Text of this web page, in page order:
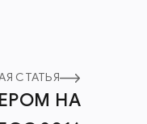
СТАТЬЯ
НА